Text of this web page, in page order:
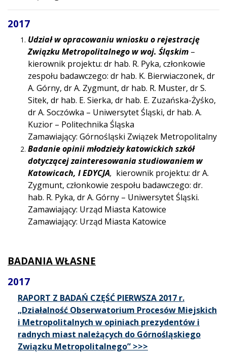
2017
Udział w opracowaniu wniosku o rejestrację
Związku Metropolitalnego w woj. Śląskim –
kierownik projektu: dr hab. R. Pyka, członkowie
zespołu badawczego: dr hab. K. Bierwiaczonek, dr
A. Górny, dr A. Zygmunt, dr hab. R. Muster, dr S.
Sitek, dr hab. E. Sierka, dr hab. E. Zuzańska-Żyśko,
dr A. Soczówka – Uniwersytet Śląski, dr hab. A.
Kuzior – Politechnika Śląska
Zamawiający: Górnośląski Związek Metropolitalny
Badanie opinii młodzieży katowickich szkół
dotyczącej zainteresowania studiowaniem w
Katowicach, I EDYCJA, kierownik projektu: dr A.
Zygmunt, członkowie zespołu badawczego: dr.
hab. R. Pyka, dr A. Górny – Uniwersytet Śląski.
Zamawiający: Urząd Miasta Katowice
Zamawiający: Urząd Miasta Katowice
BADANIA WŁASNE
2017
RAPORT Z BADAŃ CZĘŚĆ PIERWSZA 2017 r.
„Działalność Obserwatorium Procesów Miejskich
i Metropolitalnych w opiniach prezydentów i
radnych miast należących do Górnośląskiego
Związku Metropolitalnego” >>>